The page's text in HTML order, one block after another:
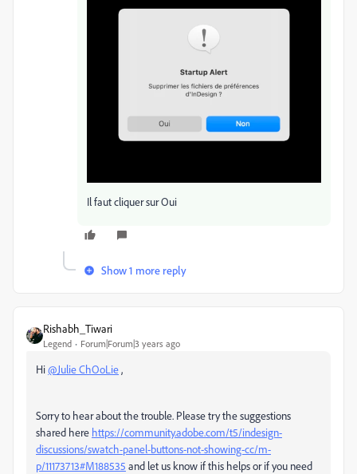
Il faut cliquer sur Oui
Show 1 more reply
Rishabh_Tiwari
Legend Forum|Forum|3 years ago
Hi@Julie ChOoLie,
Sorry to hear about the trouble. Please try the suggestions
shared here https://community.adobe.com/t5/indesign-
discussions/swatch-panel-buttons-not-showing-cc/m-
p/11173713#M188535 and let us know if this helps or if you need